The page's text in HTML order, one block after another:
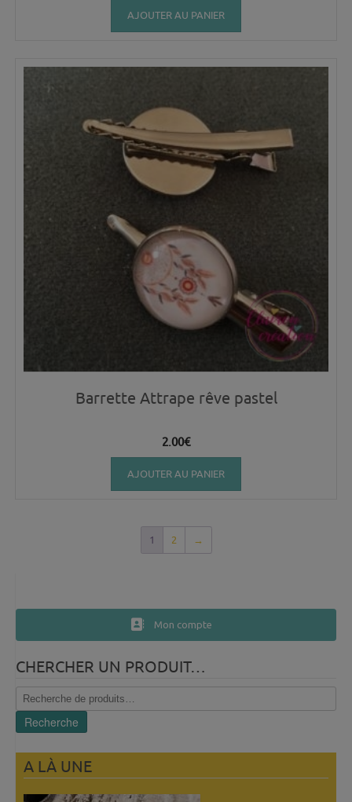
AJOUTER AU PANIER
Barrette Attrape rêve pastel
2.00€
AJOUTER AU PANIER
1 2 →
Mon compte
CHERCHER UN PRODUIT…
Recherche
pour :
Recherche
A LÀ UNE